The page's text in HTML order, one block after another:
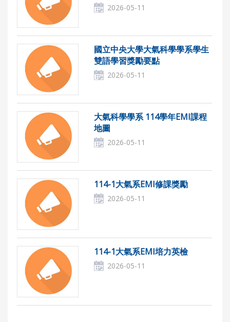
2026-05-11
國立中央大學大氣科學學系學生
雙語學習獎勵要點
2026-05-11
大氣科學學系 114學年EMI課程
地圖
2026-05-11
114-1大氣系EMI修課獎勵
2026-05-11
114-1大氣系EMI培力英檢
2026-05-11